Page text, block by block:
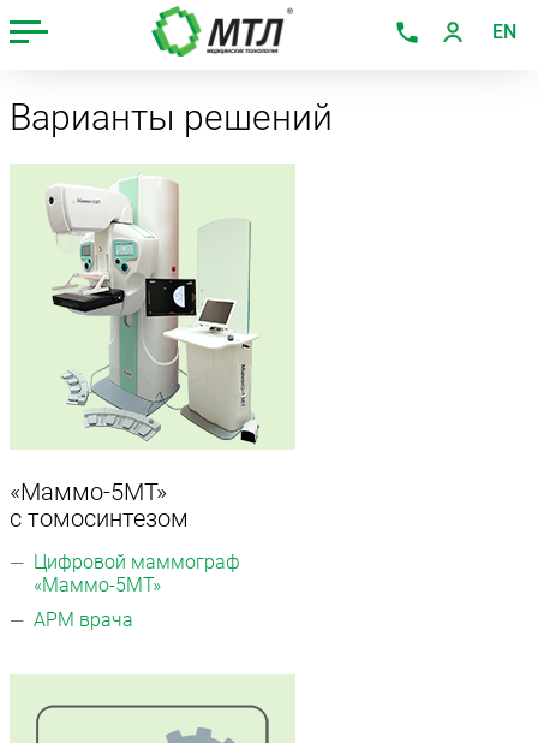
EN
Варианты решений
«Маммо-5МТ»
с томосинтезом
Цифровой маммограф
«Маммо-5МТ»
АРМ врача